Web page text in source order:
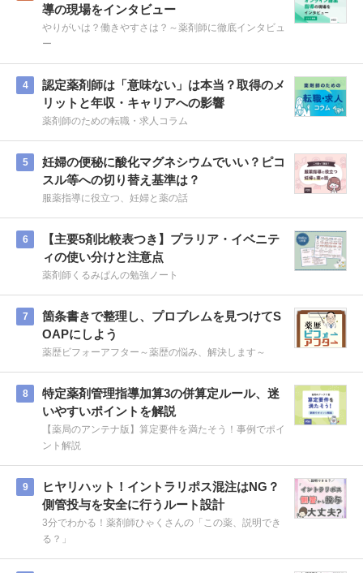
導の現場をインタビュー
やりがいは？働きやすさは？～薬剤師に徹底インタビュ
ー
4
認定薬剤師は「意味ない」は本当？取得のメ
リットと年収・キャリアへの影響
薬剤師のための転職・求人コラム
5
妊婦の便秘に酸化マグネシウムでいい？ピコ
スル等への切り替え基準は？
服薬指導に役立つ、妊婦と薬の話
6
【主要5剤比較表つき】プラリア・イベニテ
ィの使い分けと注意点
薬剤師くるみぱんの勉強ノート
7
箇条書きで整理し、プロブレムを見つけてS
OAPにしよう
薬歴ビフォーアフター～薬歴の悩み、解決します～
8
特定薬剤管理指導加算3の併算定ルール、迷
いやすいポイントを解説
【薬局のアンテナ版】算定要件を満たそう！事例でポイ
ント解説
9
ヒヤリハット！イントラリポス混注はNG？
側管投与を安全に行うルート設計
3分でわかる！薬剤師ひゃくさんの「この薬、説明でき
る？」